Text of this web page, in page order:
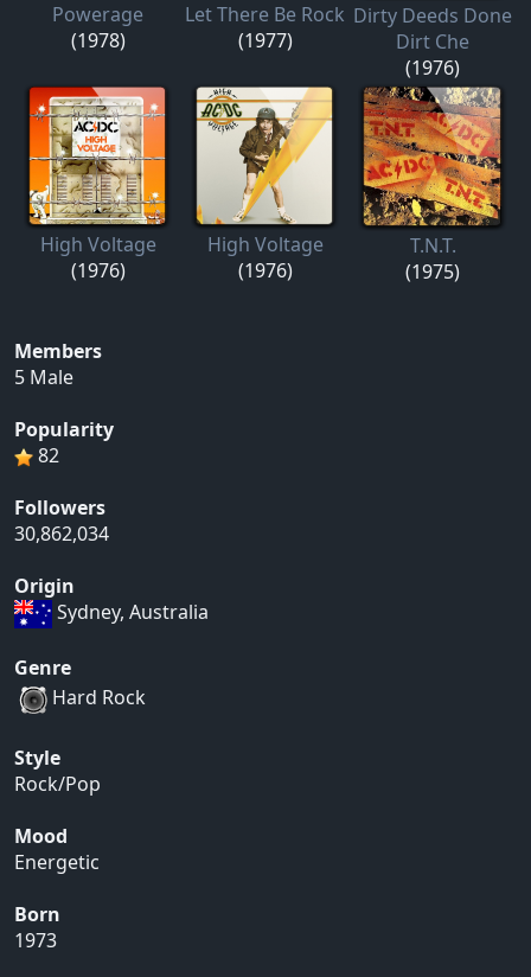
Powerage
(1978)
Let There Be Rock
(1977)
Dirty Deeds Done
Dirt Che
(1976)
High Voltage
(1976)
High Voltage
(1976)
T.N.T.
(1975)
Members
5 Male
Popularity
82
Followers
30,862,034
Origin
Sydney, Australia
Genre
Hard Rock
Style
Rock/Pop
Mood
Energetic
Born
1973